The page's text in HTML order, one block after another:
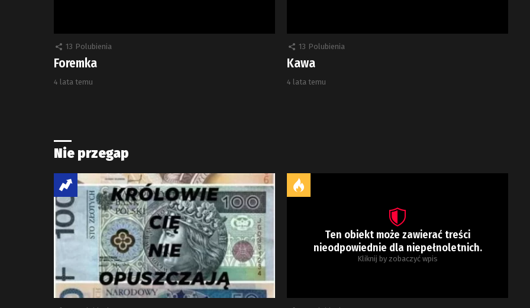
13 Polubienia
Foremka
4 lata temu
13 Polubienia
Kawa
4 lata temu
Nie przegap
Ten obiekt może zawierać treści
nieodpowiednie dla niepełnoletnich.
Kliknij by zobaczyć wpis